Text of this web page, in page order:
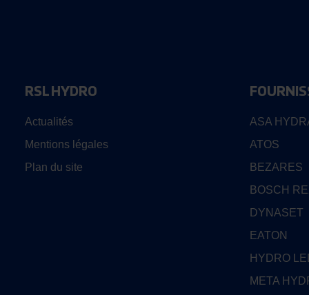
RSL HYDRO
Actualités
Mentions légales
Plan du site
ASA
ATOS
BEZARES
BOSCH
DYNASET
EATON
HYDRO
META